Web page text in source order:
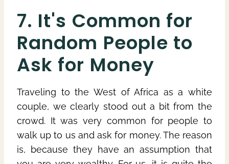
7. It's Common for
Random People to
Ask for Money
Traveling to the West of Africa as a white
couple, we clearly stood out a bit from the
crowd. It was very common for people to
walk up to us and ask for money. The reason
is, because they have an assumption that